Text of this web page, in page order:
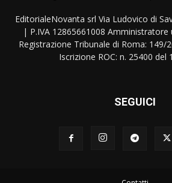
EditorialeNovanta srl Via Ludovico di
| P.IVA 12865661008
Registrazione Tribunale di Roma: 149/
Iscrizione ROC: n. 25400 del
SEGUICI